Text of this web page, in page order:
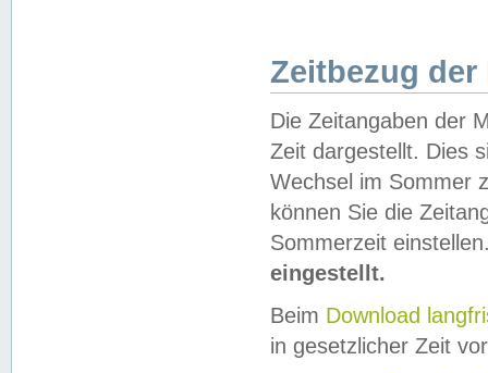
Zeitbezug der
Die Zeitangaben der
Zeit dargestellt. Dies
Wechsel im Sommer
können Sie die
Sommerzeit
eingestellt.
Beim Download
in gesetzlicher Zeit